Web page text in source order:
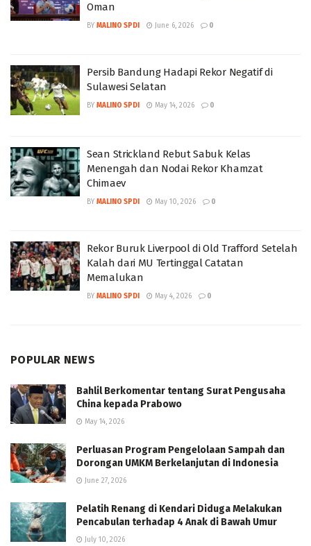
Oman
BY MALINO SPDI June 6, 2026 0
Persib Bandung Hadapi Rekor Negatif di
Sulawesi Selatan
BY MALINO SPDI May 14, 2026 0
Sean Strickland Rebut Sabuk Kelas
Menengah dan Nodai Rekor Khamzat
Chimaev
BY MALINO SPDI May 10, 2026 0
Rekor Buruk Liverpool di Old Trafford Setelah
Kalah dari MU Tertinggal Catatan
Memalukan
BY MALINO SPDI May 4, 2026 0
POPULAR NEWS
Bahlil Berkomentar tentang Surat Pengusaha
China kepada Prabowo
May 14, 2026
Perluasan Program Pengelolaan Sampah dan
Dorongan UMKM Berkelanjutan di Indonesia
June 27, 2026
Pelatih Renang di Kendari Diduga Melakukan
Pencabulan terhadap 4 Anak di Bawah Umur
July 10, 2026